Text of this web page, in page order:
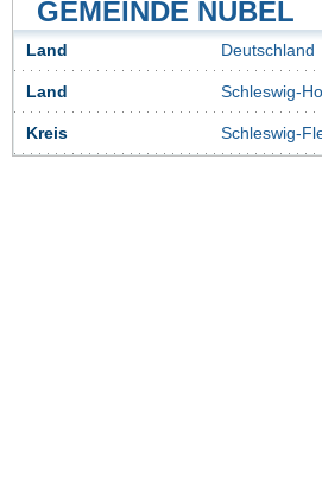
GEMEINDE NÜBEL
Land Deutschland
Land Schleswig-
Kreis Schleswig-